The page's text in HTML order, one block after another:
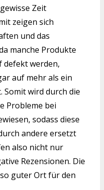
Zeit
zeigen sich
und das
manche Produkte
defekt werden,
auf mehr als ein
Somit wird durch die
Probleme bei
sodass diese
andere ersetzt
also nicht nur
Rezensionen. Die
guter Ort für den